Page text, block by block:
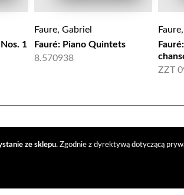
ze sklepu. Zgodnie z dyrektywą dotyczącą
1
Faure, Gabriel
Fauré: Piano Quintets
8.570938
ZZT